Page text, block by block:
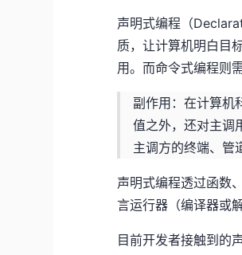
声明式编程（
质，让计算机明白目
用。而命令式编程则
副作用：在计算机
值之外，还对主调
主调方的终端、管
声明式编程透过函数
言运行器（编译器或
目前开发者接触到的